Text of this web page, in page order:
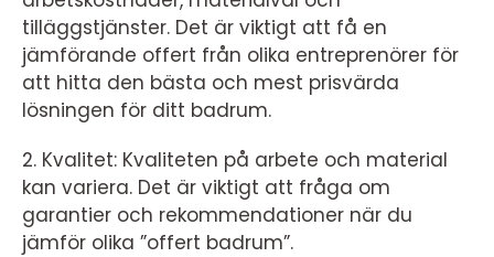
tilläggstjänster. Det är viktigt att få en
jämförande offert från olika entreprenörer för
att hitta den bästa och mest prisvärda
lösningen för ditt badrum.
2. Kvalitet: Kvaliteten på arbete och material
kan variera. Det är viktigt att fråga om
garantier och rekommendationer när du
jämför olika ”offert badrum”.